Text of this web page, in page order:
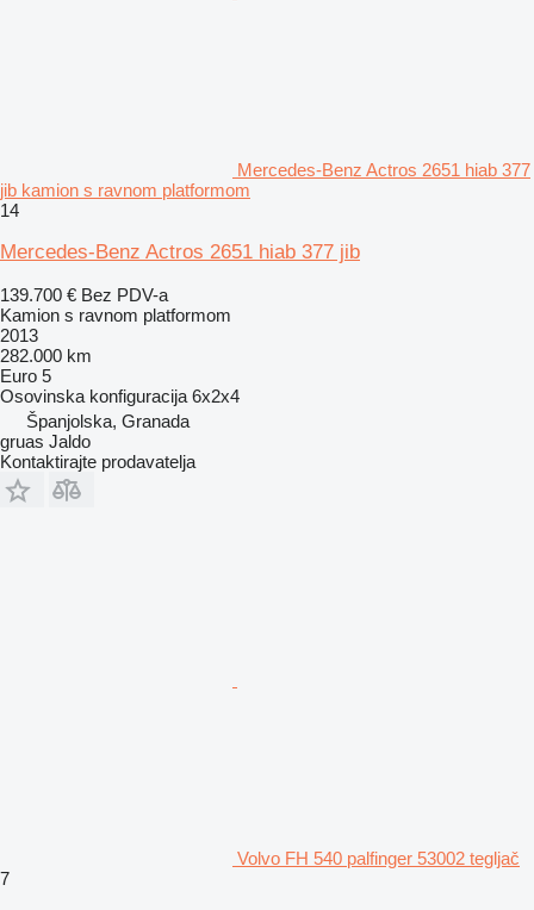
Mercedes-Benz Actros 2651 hiab 377
jib kamion s ravnom platformom
14
Mercedes-Benz Actros 2651 hiab 377 jib
139.700 € Bez PDV-a
Kamion s ravnom platformom
2013
282.000 km
Euro 5
Osovinska konfiguracija 6x2x4
Španjolska, Granada
gruas Jaldo
Kontaktirajte prodavatelja
Volvo FH 540 palfinger 53002 tegljač
7